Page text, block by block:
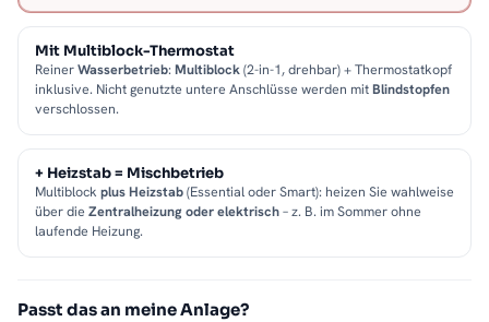
Mit Multiblock-Thermostat
ReinerWasserbetrieb: Multiblock(2-in-1, drehbar) + Thermostatkopf
inklusive. Nicht genutzte untere Anschlüsse werden mitBlindstopfen
verschlossen.
+ Heizstab = Mischbetrieb
Multiblock plus Heizstab(Essential oder Smart): heizen Sie wahlweise
über die Zentralheizung oder elektrisch– z. B. im Sommer ohne
laufende Heizung.
Passt das an meine Anlage?